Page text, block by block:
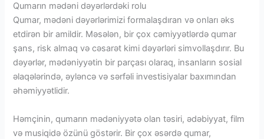
Qumarın mədəni dəyərlərdəki rolu
Qumar, mədəni dəyərlərimizi formalaşdıran və onları əks
etdirən bir amildir. Məsələn, bir çox cəmiyyətlərdə qumar
şans, risk almaq və cəsarət kimi dəyərləri simvollaşdırır. Bu
dəyərlər, mədəniyyətin bir parçası olaraq, insanların sosial
əlaqələrində, əyləncə və sərfəli investisiyalar baxımından
əhəmiyyətlidir.
Həmçinin, qumarın mədəniyyətə olan təsiri, ədəbiyyat, film
və musiqidə özünü göstərir. Bir çox əsərdə qumar,